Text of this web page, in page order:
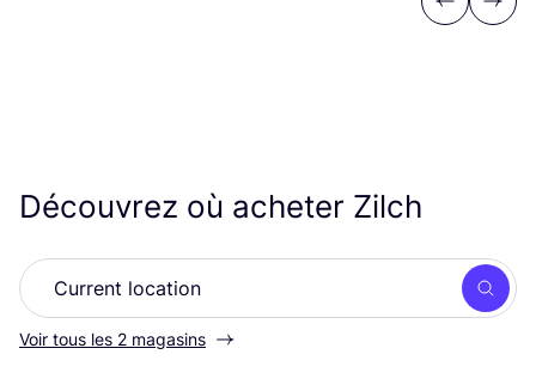
Previous
Next
Découvrez où acheter Zilch
Voir tous les 2 magasins